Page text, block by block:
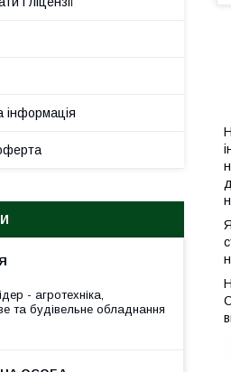
інформація
- агротехніка,
та будівельне обладнання